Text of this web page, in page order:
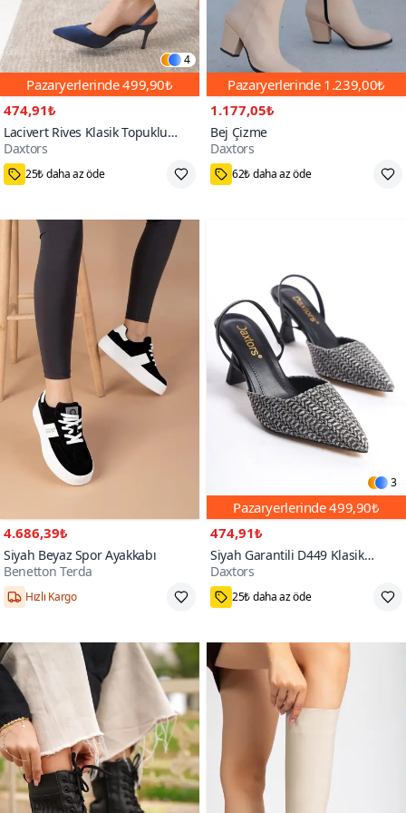
4
Pazaryerlerinde499,90₺
474,91₺
Lacivert Rives Klasik Topuklu
Ayakkabı
Daxtors
39
Pazaryerlerinde 1.239,00₺
1.177,05₺
Bej Çizme
Daxtors
36,37,38,39
4.686,39₺
Siyah Beyaz Spor Ayakkabı
Benetton Terda
Hızlı Kargo
3
Pazaryerlerinde499,90₺
474,91₺
Siyah Garantili D449 Klasik
Topuklu Ayakkabı
Daxtors
1000+
25₺ daha az öde